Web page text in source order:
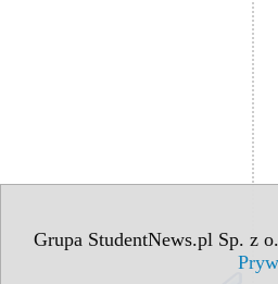
Grupa StudentNews.pl Sp. z